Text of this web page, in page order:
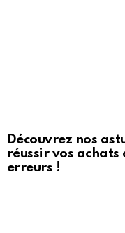
Découvrez nos
réussir vos
erreurs !